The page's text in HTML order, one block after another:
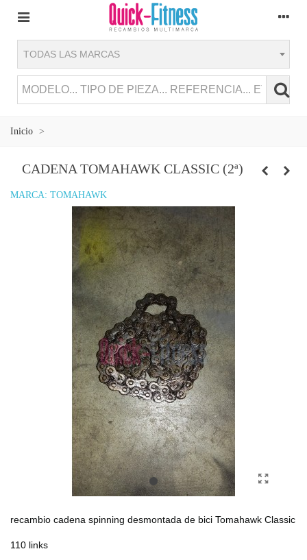
TODAS LAS MARCAS
Inicio >
CADENA TOMAHAWK CLASSIC (2ª)
MARCA: TOMAHAWK
recambio cadena spinning desmontada de bici Tomahawk Classic
110 links